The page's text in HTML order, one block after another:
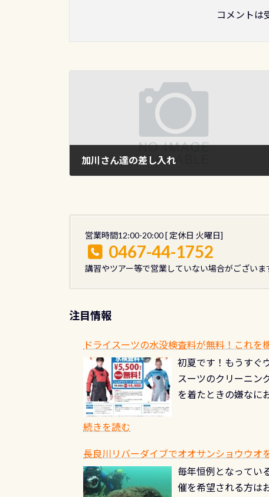
コメントは
加川さん達の差し入れ
営業時間12:00-20:00 [ 定休日 火曜日]
0467-44-1752
講習やツアー等で営業していない場合がござい
注目情報
ドライスーツの水没検査料が無料！これを
初夏です！もうすぐ
スーツのクリーニン
を着たときの嫌なに
ル(穴)がないか確認
ルブのオーバーホー
ーホールも非常に大
続きを読む
長良川リバーダイブでオオサンショウウオ
毎年恒例となってい
催を希望される方は